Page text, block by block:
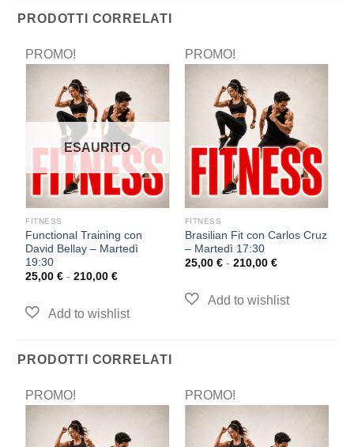
PRODOTTI CORRELATI
PROMO!
ESAURITO
FITNESS
Functional Training con
David Bellay – Martedì
19:30
25,00€ - 210,00€
PROMO!
FITNESS
Brasilian Fit con Carlos Cruz
– Martedì 17:30
25,00 € - 210,00 €
PRODOTTI CORRELATI
PROMO! PROMO!